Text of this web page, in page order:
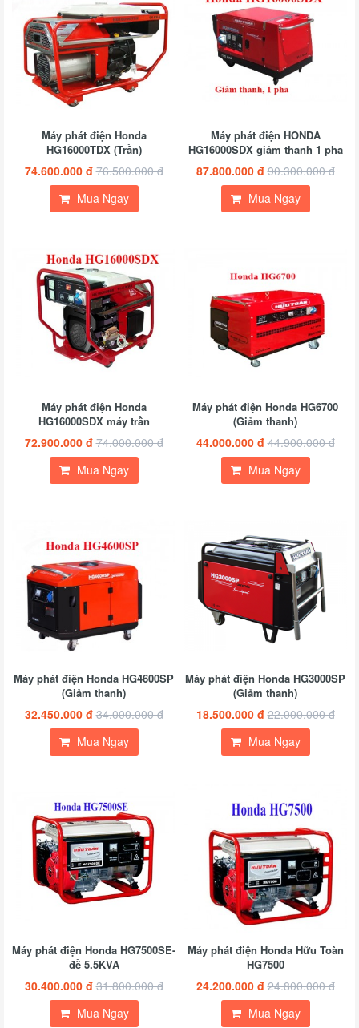
Máy phát điện Honda
HG16000TDX (Trần)
74.600.000 đ 76.500.000 đ
Mua Ngay
Máy phát điện HONDA
HG16000SDX giảm thanh 1 pha
87.800.000 đ 90.300.000 đ
Mua Ngay
Máy phát điện Honda
HG16000SDX máy trần
72.900.000 đ 74.000.000 đ
Mua Ngay
Máy phát điện Honda HG6700
(Giảm thanh)
44.000.000 đ 44.900.000 đ
Mua Ngay
Máy phát điện Honda HG4600SP
(Giảm thanh)
32.450.000 đ 34.000.000 đ
Mua Ngay
Máy phát điện Honda HG3000SP
(Giảm thanh)
18.500.000 đ 22.000.000 đ
Mua Ngay
Máy phát điện Honda HG7500SE-
đề 5.5KVA
30.400.000 đ 31.800.000 đ
Mua Ngay
Máy phát điện Honda Hữu Toàn
HG7500
24.200.000 đ 24.800.000 đ
Mua Ngay